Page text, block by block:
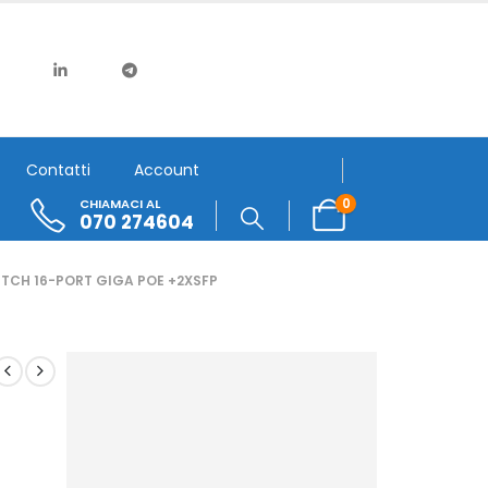
Contatti Account
CHIAMACI AL
070 274604
0
16-PORT GIGA POE +2XSFP